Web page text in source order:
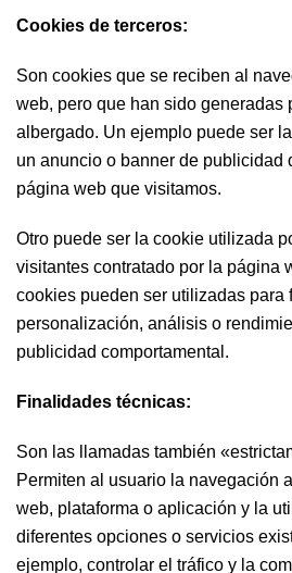
Cookies de terceros:
Son cookies que se reciben al
web, pero que han sido generadas
albergado. Un ejemplo puede ser
un anuncio o banner de publicidad
página web que visitamos.
Otro puede ser la cookie utilizada
visitantes contratado por la página
cookies pueden ser utilizadas para
personalización, análisis o
publicidad comportamental.
Finalidades técnicas:
Son las llamadas también
Permiten al usuario la navegación
web, plataforma o aplicación y la
diferentes opciones o servicios
ejemplo, controlar el tráfico y la